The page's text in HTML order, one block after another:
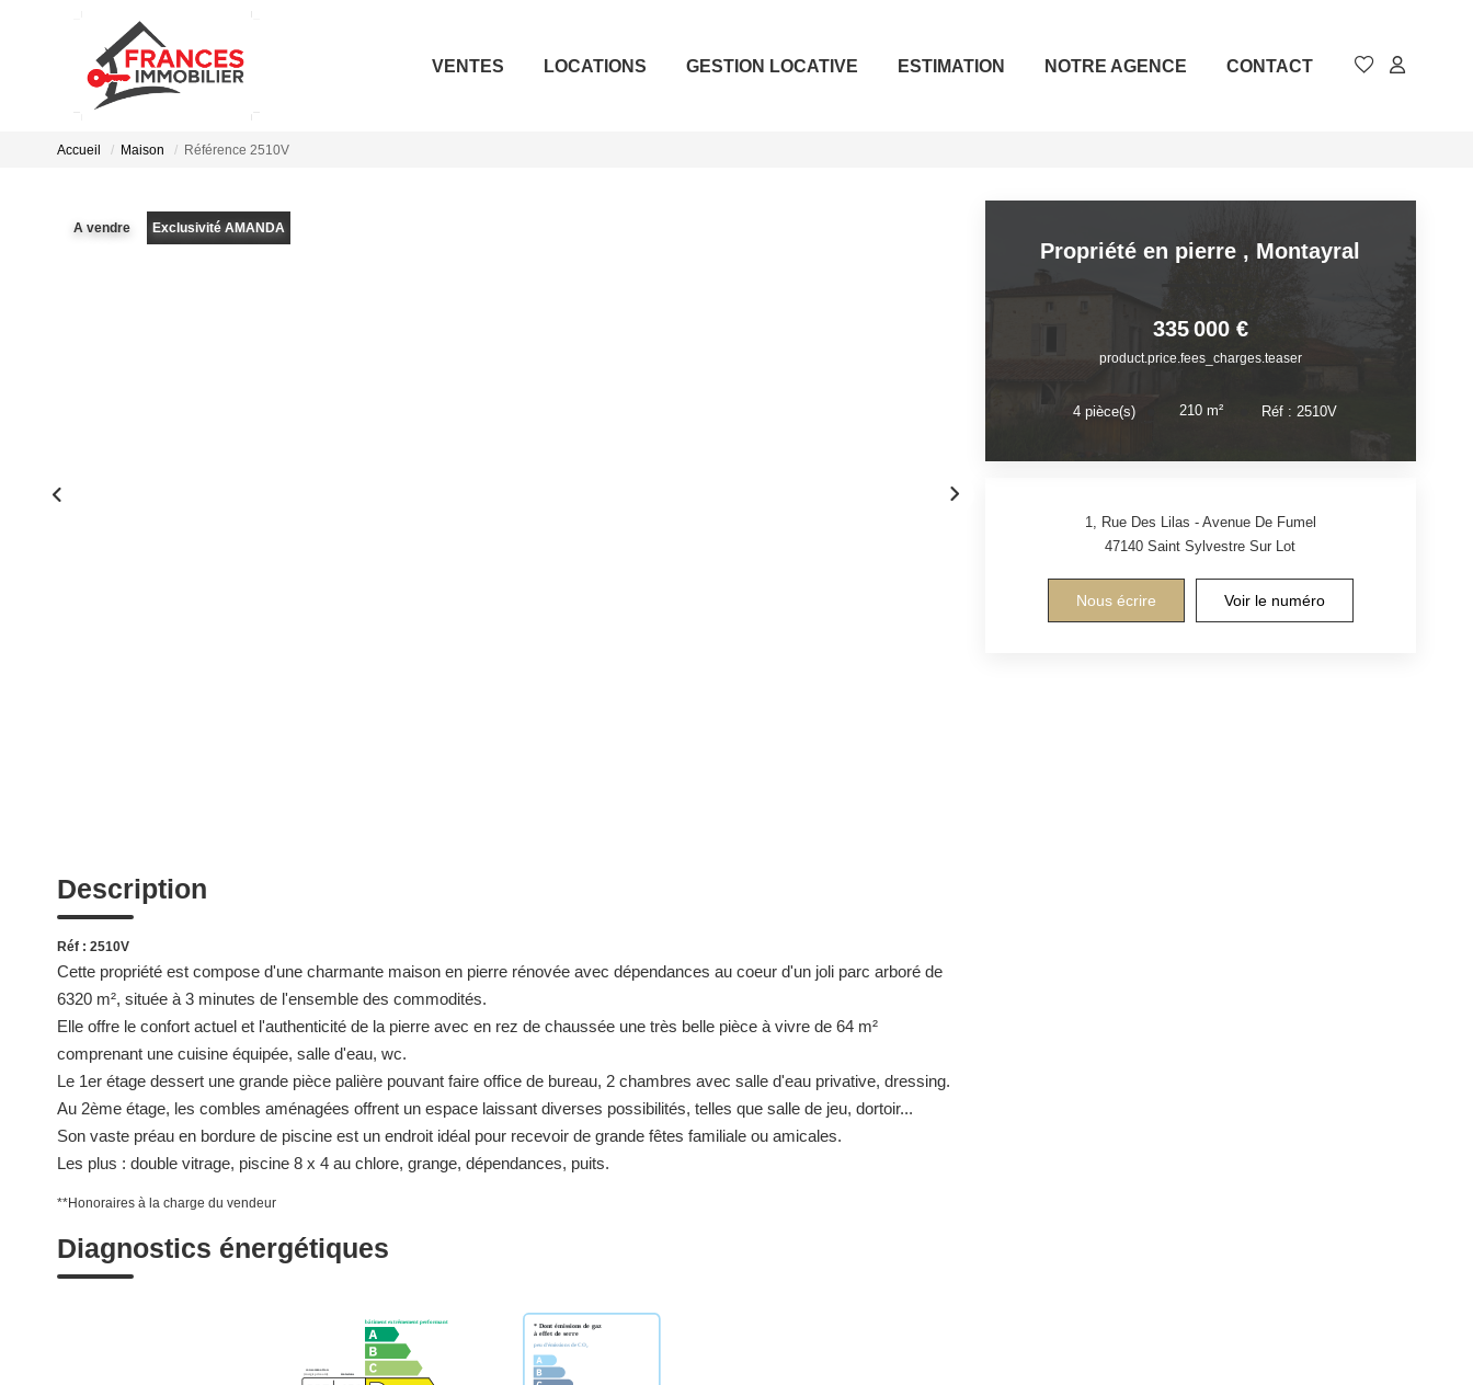
VENTES LOCATIONS GESTION LOCATIVE ESTIMATION NOTRE AGENCE CONTACT
Accueil Maison Référence 2510V
A vendre Exclusivité AMANDA
Description
Réf : 2510V
Cette propriété est compose d'une charmante maison en pierre rénovée avec dépendances au coeur d'un joli parc arboré de
6320 m², située à 3 minutes de l'ensemble des commodités.
Elle offre le confort actuel et l'authenticité de la pierre avec en rez de chaussée une très belle pièce à vivre de 64 m²
comprenant une cuisine équipée, salle d'eau, wc.
Le 1er étage dessert une grande pièce palière pouvant faire office de bureau, 2 chambres avec salle d'eau privative, dressing.
Au 2ème étage, les combles aménagées offrent un espace laissant diverses possibilités, telles que salle de jeu, dortoir...
Son vaste préau en bordure de piscine est un endroit idéal pour recevoir de grande fêtes familiale ou amicales.
Les plus : double vitrage, piscine 8 x 4 au chlore, grange, dépendances, puits.
**Honoraires à la charge du vendeur
Diagnostics énergétiques
Propriété en pierre , Montayral
335 000 €
product.price.fees_charges.teaser
4 pièce(s) 210 m² Réf : 2510V
1, Rue Des Lilas - Avenue De Fumel
47140Saint Sylvestre Sur Lot
Nous écrire Voir le numéro